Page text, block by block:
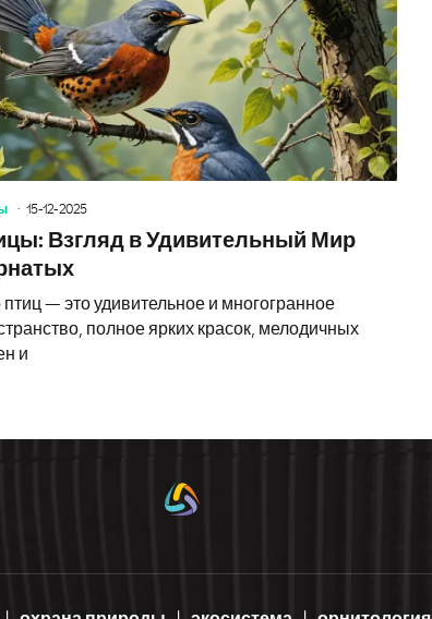
15-12-2025
Взгляд в Удивительный Мир
— это удивительное и многогранное
полное ярких красок, мелодичных
и